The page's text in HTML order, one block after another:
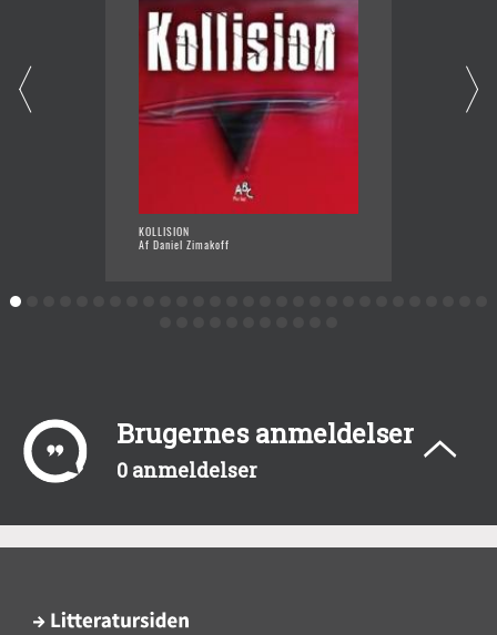
KOLLISION
Af Daniel Zimakoff
Brugernes anmeldelser
0 anmeldelser